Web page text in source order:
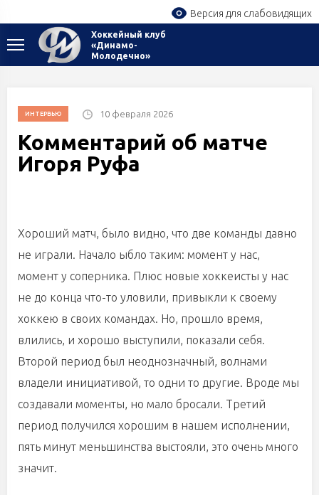
Версия для слабовидящих
Хоккейный клуб
«Динамо-
Молодечно»
ИНТЕРВЬЮ 10 февраля 2026
Комментарий об матче
Игоря Руфа
Хороший матч, было видно, что две команды давно
не играли. Начало ыбло таким: момент у нас,
момент у соперника. Плюс новые хоккеисты у нас
не до конца что-то уловили, привыкли к своему
хоккею в своих командах. Но, прошло время,
влились, и хорошо выступили, показали себя.
Второй период был неоднозначный, волнами
владели инициативой, то одни то другие. Вроде мы
создавали моменты, но мало бросали. Третий
период получился хорошим в нашем исполнении,
пять минут меньшинства выстояли, это очень много
значит.